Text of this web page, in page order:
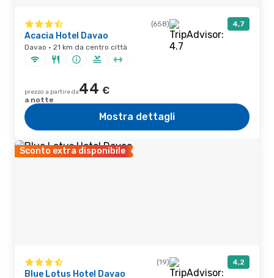
(658) 4,7
Acacia Hotel Davao
Davao · 21 km da centro città
prezzo a partire da44 €
a notte
Mostra dettagli
Sconto extra disponibile
(19) 4,2
Blue Lotus Hotel Davao